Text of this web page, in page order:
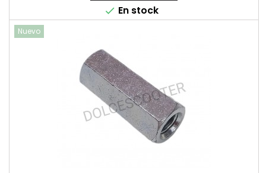
 En stock
Nuevo